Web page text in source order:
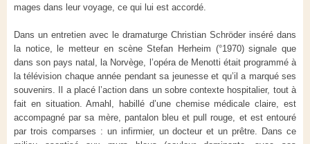
mages dans leur voyage, ce qui lui est accordé.
Dans un entretien avec le dramaturge Christian Schröder inséré dans
la notice, le metteur en scène Stefan Herheim (°1970) signale que
dans son pays natal, la Norvège, l’opéra de Menotti était programmé à
la télévision chaque année pendant sa jeunesse et qu’il a marqué ses
souvenirs. Il a placé l’action dans un sobre contexte hospitalier, tout à
fait en situation. Amahl, habillé d’une chemise médicale claire, est
accompagné par sa mère, pantalon bleu et pull rouge, et est entouré
par trois comparses : un infirmier, un docteur et un prêtre. Dans ce